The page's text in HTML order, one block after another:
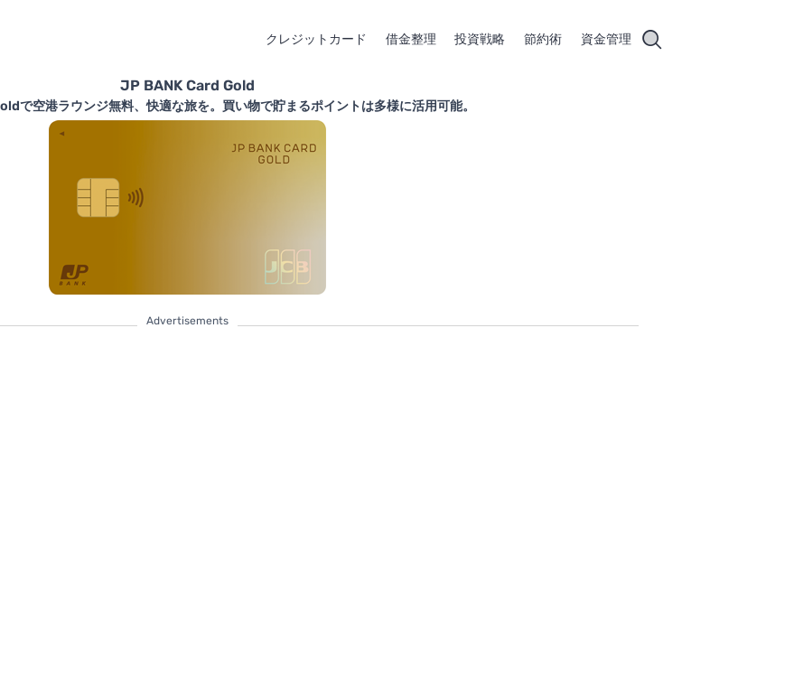
クレジットカード 借金整理 投資戦略 節約術 資金管理
JP BANK Card Gold
で空港ラウンジ無料、快適な旅を。買い物で貯まるポイントは多様に活用可能。
Advertisements